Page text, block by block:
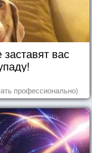
вас
профессионально)